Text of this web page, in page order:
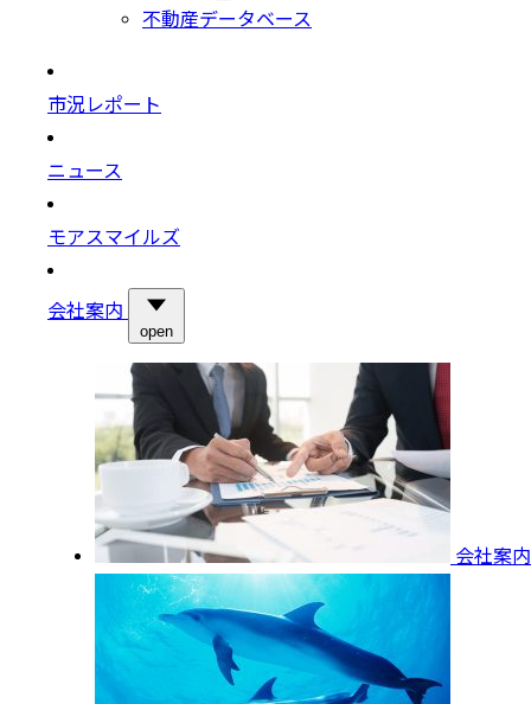
不動産データベース
市況レポート
ニュース
モアスマイルズ
会社案内
open
会社案内